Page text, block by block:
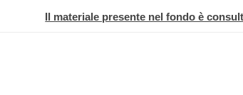
Il materiale presente nel fondo è